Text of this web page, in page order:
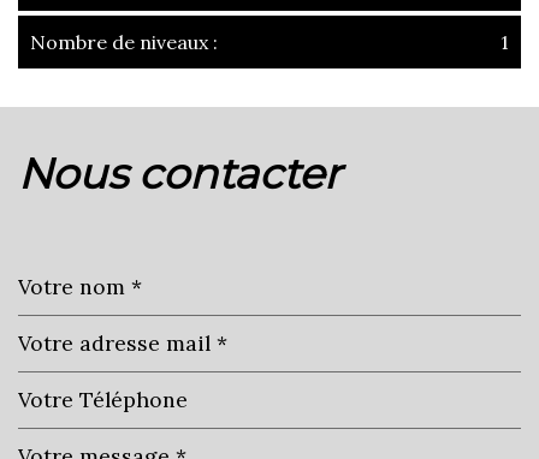
Nombre de niveaux : 1
+nous contacter